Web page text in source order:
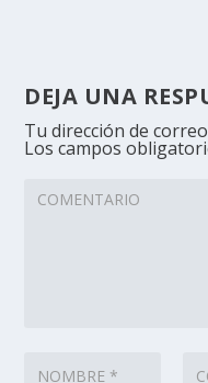
DEJA UNA
Tu dirección de
Los campos